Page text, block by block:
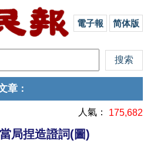
電子報 简体版
章 ：
人氣： 175,682
局捏造證詞(圖)